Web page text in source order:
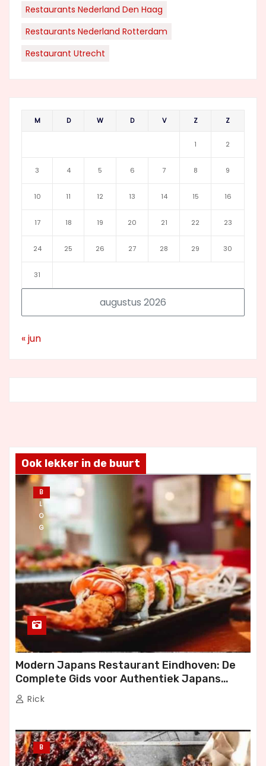
Restaurants Nederland Den Haag
Restaurants Nederland Rotterdam
Restaurant Utrecht
augustus 2026
M D W D V Z Z
1 2
3 4 5 6 7 8 9
10 11 12 13 14 15 16
17 18 19 20 21 22 23
24 25 26 27 28 29 30
31
« jun
Ook lekker in de buurt
B
L
O
G
Modern Japans Restaurant Eindhoven: De
Complete Gids voor Authentiek Japans
Dineren
Rick
B
L